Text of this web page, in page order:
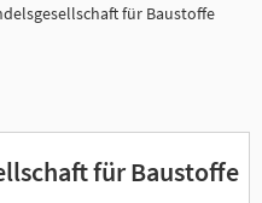
für Baustoffe
für Baustoffe